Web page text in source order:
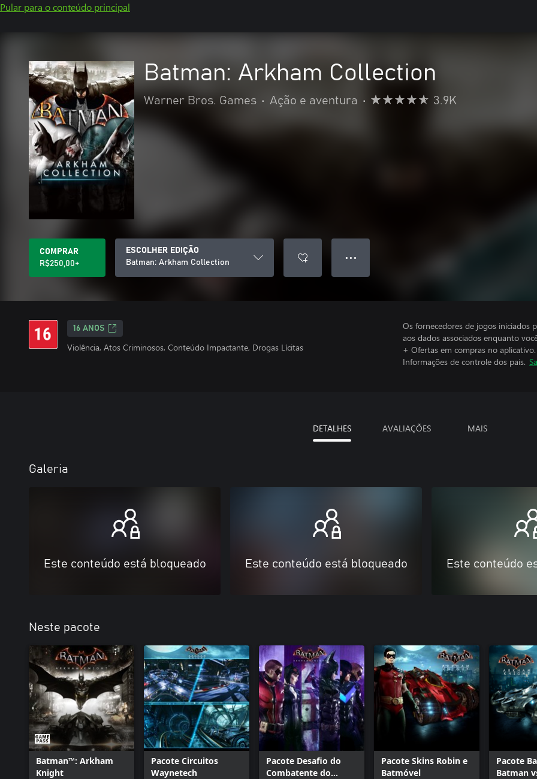
Pular para o conteúdo principal
Batman: Arkham Collection
Warner Bros. Games • Ação e aventura • 3.9K
COMPRAR
R$250,00+
ESCOLHER EDIÇÃO
Batman: Arkham Collection
● ● ●
16 ANOS
Violência, Atos Criminosos, Conteúdo Impactante, Drogas Lícitas
Os fornecedores de jogos iniciados
aos dados associados enquanto
+ Ofertas em compras no aplicativo.
Informações de controle dos pais.
DETALHES AVALIAÇÕES MAIS
Galeria
Este conteúdo está bloqueado Este conteúdo está bloqueado Este conteúdo
Neste pacote
Batman™: Arkham
Knight
Pacote Circuitos
Waynetech
Pacote Desafio do
Combatente do
Pacote Skins Robin e
Batmóvel
Pacote
Batman